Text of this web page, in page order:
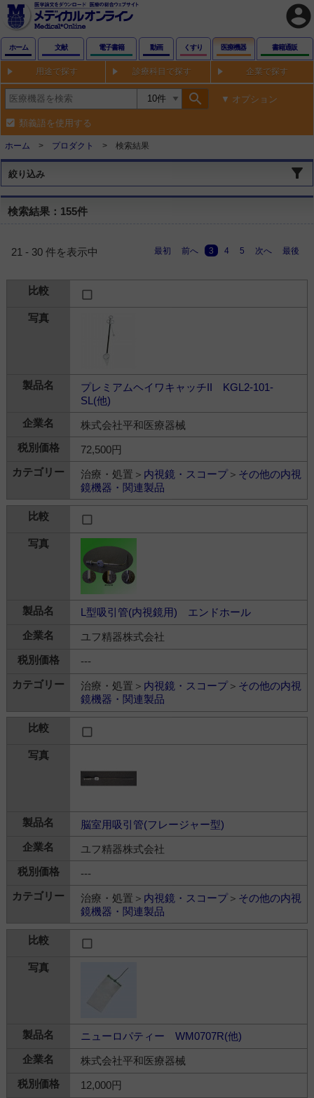
account_circle
ホーム 文献 電子書籍 動画 くすり 医療機器 書籍通販
用途で探す 診療科目で探す 企業で探す
search オプション
類義語を使用する
ホーム プロダクト 検索結果
絞り込み
検索結果：155件
21 - 30 件を表示中 最初 前へ 3 4 5 次へ 最後
プレミアムヘイワキャッチII KGL2-101-
SL(他)
株式会社平和医療器械
72,500円
治療・処置＞ 内視鏡・スコープ＞ その他の内視
鏡機器・関連製品
L型吸引管(内視鏡用) エンドホール
ユフ精器株式会社
---
治療・処置＞ 内視鏡・スコープ＞ その他の内視
鏡機器・関連製品
脳室用吸引管(フレージャー型)
ユフ精器株式会社
---
治療・処置＞ 内視鏡・スコープ＞ その他の内視
鏡機器・関連製品
ニューロパティー WM0707R(他)
株式会社平和医療器械
12,000円